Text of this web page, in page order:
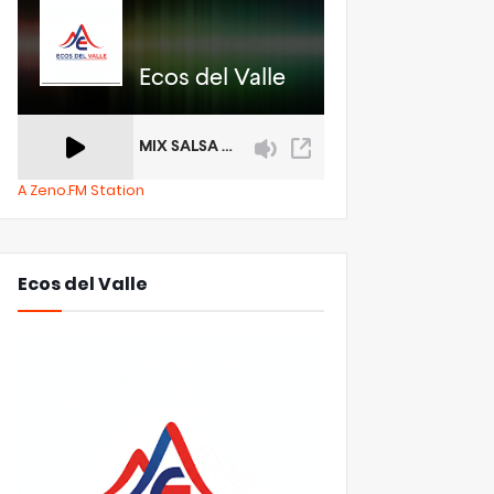
A Zeno.FM Station
Ecos del Valle